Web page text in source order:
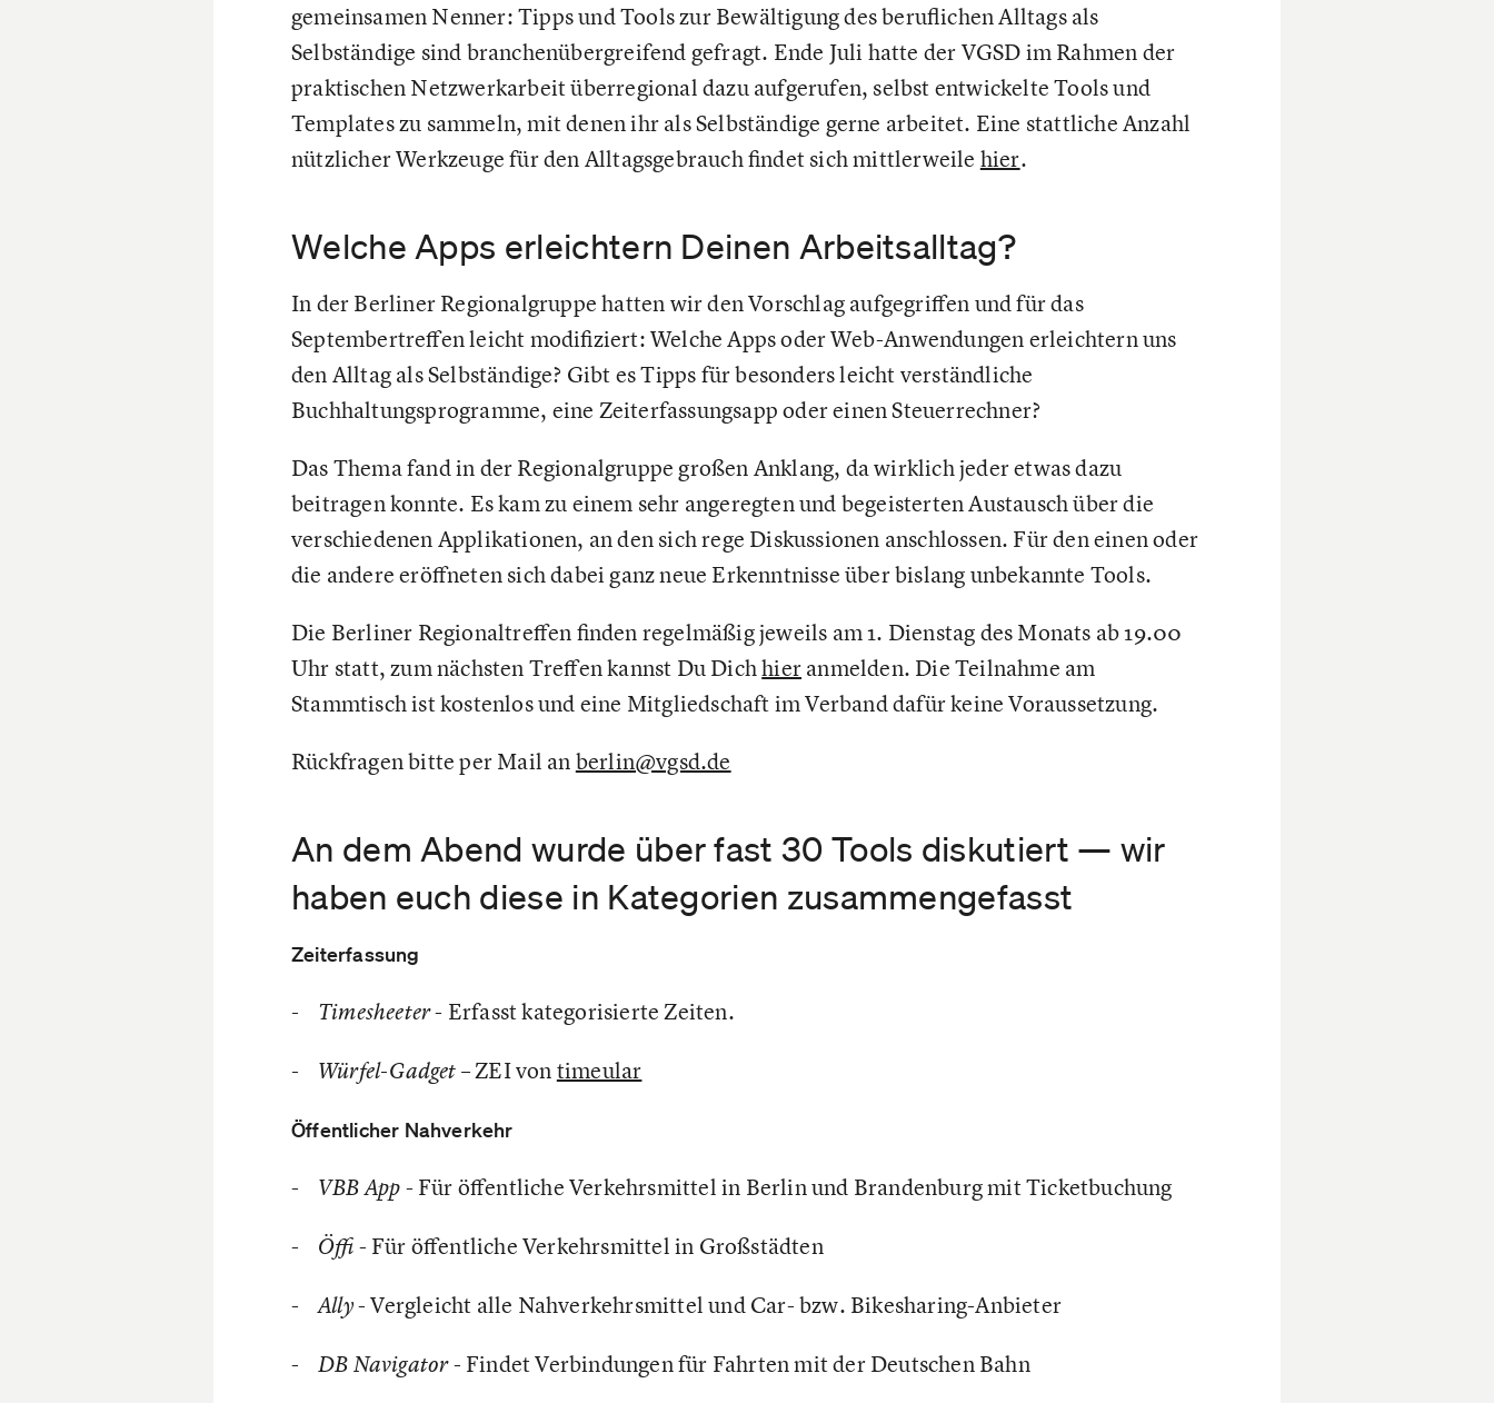
gemeinsamen Nenner: Tipps und Tools zur Bewältigung des beruflichen Alltags als
Selbständige sind branchenübergreifend gefragt. Ende Juli hatte der VGSD im Rahmen der
praktischen Netzwerkarbeit überregional dazu aufgerufen, selbst entwickelte Tools und
Templates zu sammeln, mit denen ihr als Selbständige gerne arbeitet. Eine stattliche Anzahl
nützlicher Werkzeuge für den Alltagsgebrauch findet sich mittlerweile hier.
Welche Apps erleichtern Deinen Arbeitsalltag?
In der Berliner Regionalgruppe hatten wir den Vorschlag aufgegriffen und für das
Septembertreffen leicht modifiziert: Welche Apps oder Web-Anwendungen erleichtern uns
den Alltag als Selbständige? Gibt es Tipps für besonders leicht verständliche
Buchhaltungsprogramme, eine Zeiterfassungsapp oder einen Steuerrechner?
Das Thema fand in der Regionalgruppe großen Anklang, da wirklich jeder etwas dazu
beitragen konnte. Es kam zu einem sehr angeregten und begeisterten Austausch über die
verschiedenen Applikationen, an den sich rege Diskussionen anschlossen. Für den einen oder
die andere eröffneten sich dabei ganz neue Erkenntnisse über bislang unbekannte Tools.
Die Berliner Regionaltreffen finden regelmäßig jeweils am 1. Dienstag des Monats ab 19.00
Uhr statt, zum nächsten Treffen kannst Du Dichhieranmelden. Die Teilnahme am
Stammtisch ist kostenlos und eine Mitgliedschaft im Verband dafür keine Voraussetzung.
Rückfragen bitte per Mail anberlin@vgsd.de
An dem Abend wurde über fast 30 Tools diskutiert — wir
haben euch diese in Kategorien zusammengefasst
Zeiterfassung
- Timesheeter- Erfasst kategorisierte Zeiten.
- Würfel-Gadget – ZEI vontimeular
Öffentlicher Nahverkehr
- VBB App - Für öffentliche Verkehrsmittel in Berlin und Brandenburg mit Ticketbuchung
- Öffi - Für öffentliche Verkehrsmittel in Großstädten
-Ally- Vergleicht alle Nahverkehrsmittel und Car- bzw. Bikesharing-Anbieter
- DB Navigator- Findet Verbindungen für Fahrten mit der Deutschen Bahn